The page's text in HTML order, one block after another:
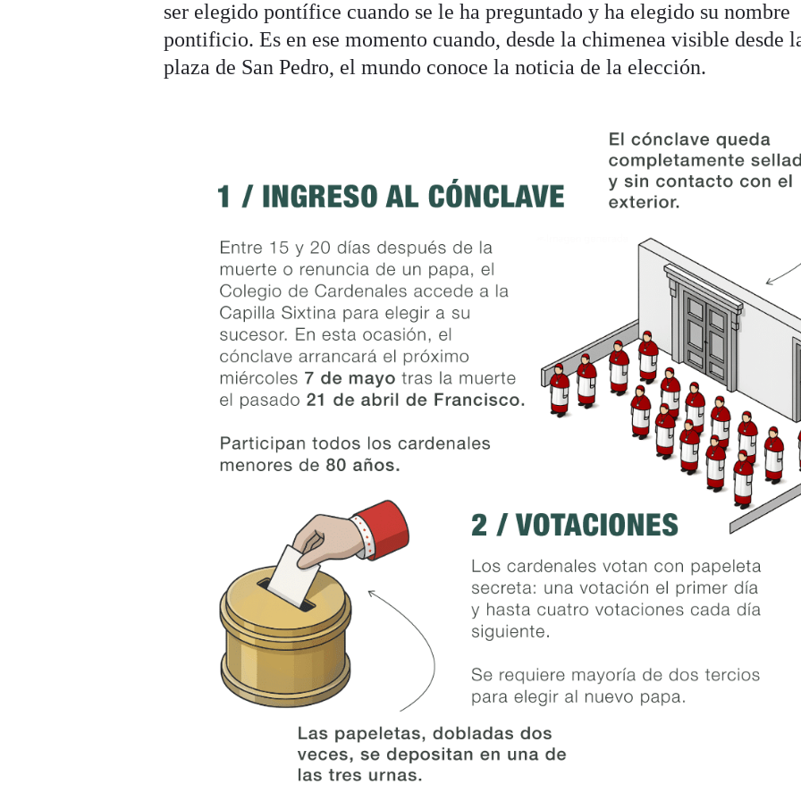
ser elegido pontífice cuando se le ha preguntado y ha elegido su nombre
pontificio. Es en ese momento cuando, desde la chimenea visible desde
plaza de San Pedro, el mundo conoce la noticia de la elección.